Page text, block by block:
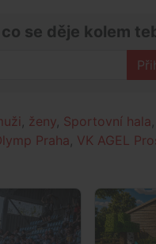
se děje kolem
ženy Sportovní hala
Praha VK AGEL